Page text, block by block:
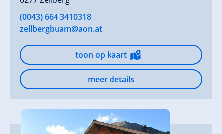
(0043) 664 3410318
zellbergbuam@aon.at
toon op kaart
meer details